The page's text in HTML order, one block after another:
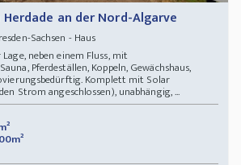
an der Nord-Algarve
Sachsen - Haus
neben einem Fluss, mit
Pferdeställen, Koppeln, Gewächshaus,
Komplett mit Solar
Strom angeschlossen), unabhängig, ...